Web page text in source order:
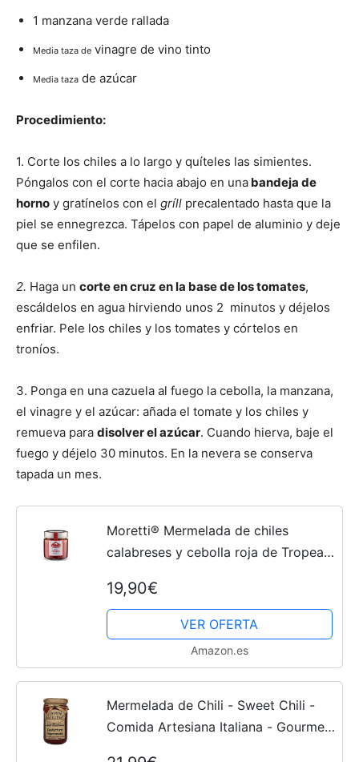
1 manzana verde rallada
Media taza de vinagre de vino tinto
Media taza de azúcar
Procedimiento:
1. Corte los chiles a lo largo y quíteles las simientes.
Pónga­los con el corte hacia abajo en una bandeja de
horno y gratínelos con el gríll precalentado hasta que la
piel se ennegrez­ca. Tápelos con papel de alu­minio y deje
que se enfilen.
2. Haga un corte en cruz en la base de los tomates,
escál­delos en agua hirviendo unos 2 minutos y déjelos
enfriar. Pele los chiles y los tomates y córtelos en
troníos.
3. Ponga en una cazuela al fuego la cebolla, la manzana,
el vinagre y el azúcar: añada el tomate y los chiles y
remueva para disolver el azúcar. Cuando hierva, baje el
fuego y déjelo 30 minutos. En la nevera se conserva
tapada un mes.
Moretti® Mermelada de chiles
calabreses y cebolla roja de Tropea
Hecho en Calabria (Mermelada de
chile)
19,90€
VER OFERTA
Amazon.es
Mermelada de Chili - Sweet Chili -
Comida Artesiana Italiana - Gourmet